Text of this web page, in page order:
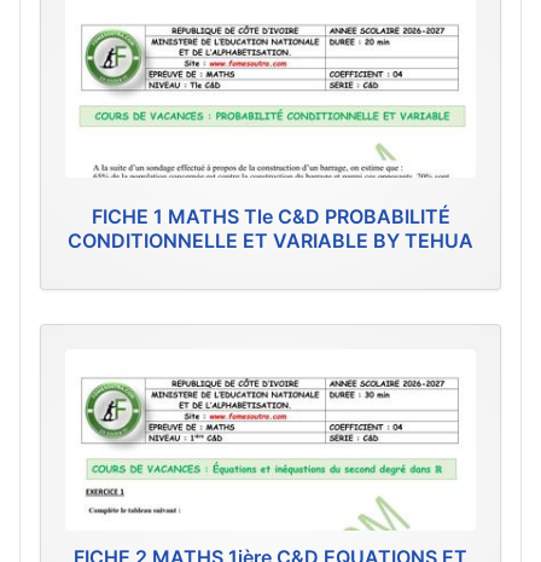
FICHE 1 MATHS Tle C&D PROBABILITÉ
CONDITIONNELLE ET VARIABLE BY TEHUA